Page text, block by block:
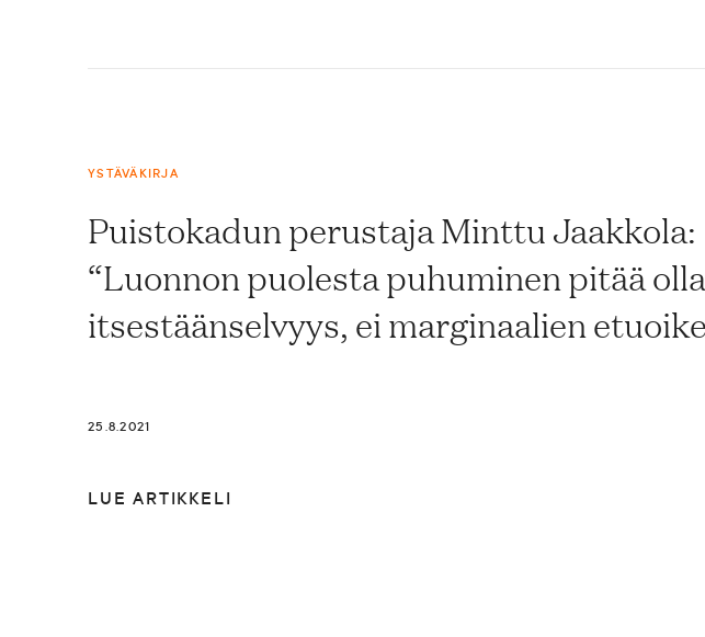
YSTÄVÄKIRJA
Puistokadun perustaja Minttu Jaakkola:
“Luonnon puolesta puhuminen pitää olla
itsestäänselvyys, ei marginaalien
25.8.2021
LUE ARTIKKELI